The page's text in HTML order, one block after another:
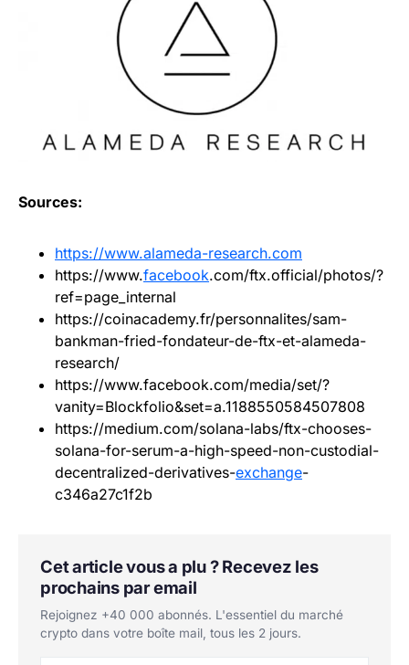
Sources:
https://www.alameda-research.com
https://www.facebook.com/ftx.official/photos/?
ref=page_internal
https://coinacademy.fr/personnalites/sam-
bankman-fried-fondateur-de-ftx-et-alameda-
research/
https://www.facebook.com/media/set/?
vanity=Blockfolio&set=a.1188550584507808
https://medium.com/solana-labs/ftx-chooses-
solana-for-serum-a-high-speed-non-custodial-
decentralized-derivatives-exchange-
c346a27c1f2b
Cet article vous a plu ? Recevez les
prochains par email
Rejoignez +40 000 abonnés. L'essentiel du marché
crypto dans votre boîte mail, tous les 2 jours.